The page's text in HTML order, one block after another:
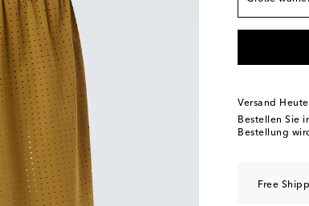
Versand Heute
Bestellen Sie
Bestellung
Free